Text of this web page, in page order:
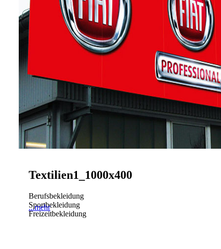
Textilien1_1000x400
Berufsbekleidung
Sportbekleidung
Freizeitbekleidung
...mehr